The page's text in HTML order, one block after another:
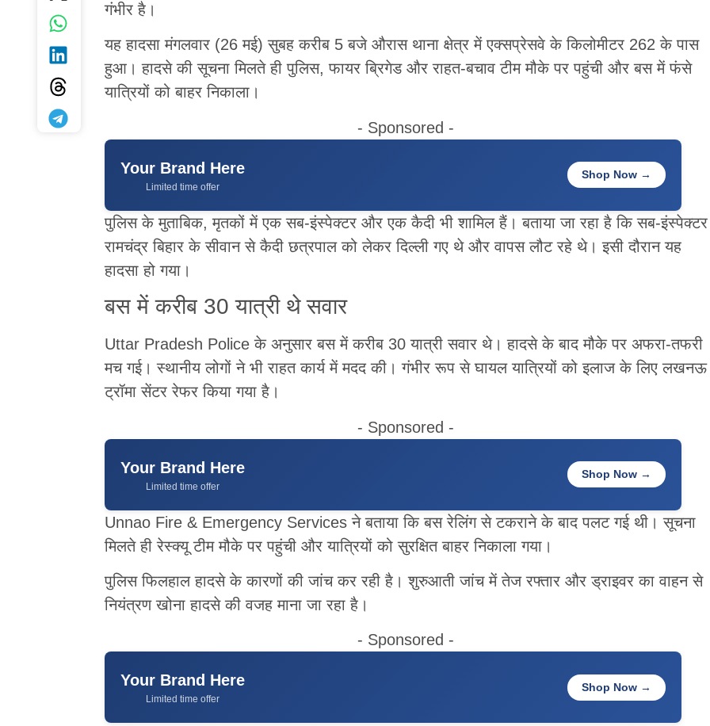
गंभीर है।
यह हादसा मंगलवार (26 मई) सुबह करीब 5 बजे औरास थाना क्षेत्र में एक्सप्रेसवे के किलोमीटर 262 के पास
हुआ। हादसे की सूचना मिलते ही पुलिस, फायर ब्रिगेड और राहत-बचाव टीम मौके पर पहुंची और बस में फंसे
यात्रियों को बाहर निकाला।
- Sponsored -
Your Brand Here
Limited time offer
Shop Now →
पुलिस के मुताबिक, मृतकों में एक सब-इंस्पेक्टर और एक कैदी भी शामिल हैं। बताया जा रहा है कि सब-इंस्पेक्टर
रामचंद्र बिहार के सीवान से कैदी छत्रपाल को लेकर दिल्ली गए थे और वापस लौट रहे थे। इसी दौरान यह
हादसा हो गया।
बस में करीब 30 यात्री थे सवार
Uttar Pradesh Police के अनुसार बस में करीब 30 यात्री सवार थे। हादसे के बाद मौके पर अफरा-तफरी
मच गई। स्थानीय लोगों ने भी राहत कार्य में मदद की। गंभीर रूप से घायल यात्रियों को इलाज के लिए लखनऊ
ट्रॉमा सेंटर रेफर किया गया है।
- Sponsored -
Your Brand Here
Limited time offer
Shop Now →
Unnao Fire & Emergency Services ने बताया कि बस रेलिंग से टकराने के बाद पलट गई थी। सूचना
मिलते ही रेस्क्यू टीम मौके पर पहुंची और यात्रियों को सुरक्षित बाहर निकाला गया।
पुलिस फिलहाल हादसे के कारणों की जांच कर रही है। शुरुआती जांच में तेज रफ्तार और ड्राइवर का वाहन से
नियंत्रण खोना हादसे की वजह माना जा रहा है।
- Sponsored -
Your Brand Here
Limited time offer
Shop Now →